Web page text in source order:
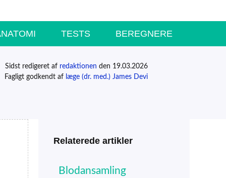
TESTS BEREGNERE
Sidst redigeret af redaktionen den 19.03.2026
Fagligt godkendt af læge (dr. med.) James Devi
Relaterede artikler
Blodansamling